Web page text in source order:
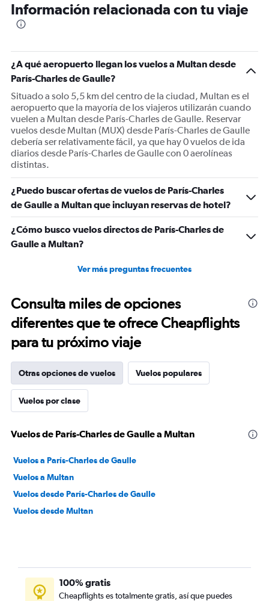
Información relacionada con tu viaje
¿A qué aeropuerto llegan los vuelos a Multan desde
París-Charles de Gaulle?
Situado a solo 5,5 km del centro de la ciudad, Multan es el
aeropuerto que la mayoría de los viajeros utilizarán cuando
vuelen a Multan desde París-Charles de Gaulle. Reservar
vuelos desde Multan (MUX) desde París-Charles de Gaulle
debería ser relativamente fácil, ya que hay 0 vuelos de ida
diarios desde París-Charles de Gaulle con 0 aerolíneas
distintas.
¿Puedo buscar ofertas de vuelos de París-Charles
de Gaulle a Multan que incluyan reservas de hotel?
¿Cómo busco vuelos directos de París-Charles de
Gaulle a Multan?
Ver más preguntas frecuentes
Consulta miles de opciones
diferentes que te ofrece Cheapflights
para tu próximo viaje
Otras opciones de vuelos Vuelos populares
Vuelos por clase
Vuelos de París-Charles de Gaulle a Multan
Vuelos a París-Charles de Gaulle
Vuelos a Multan
Vuelos desde París-Charles de Gaulle
Vuelos desde Multan
100% gratis
Cheapflights es totalmente gratis, así que puedes